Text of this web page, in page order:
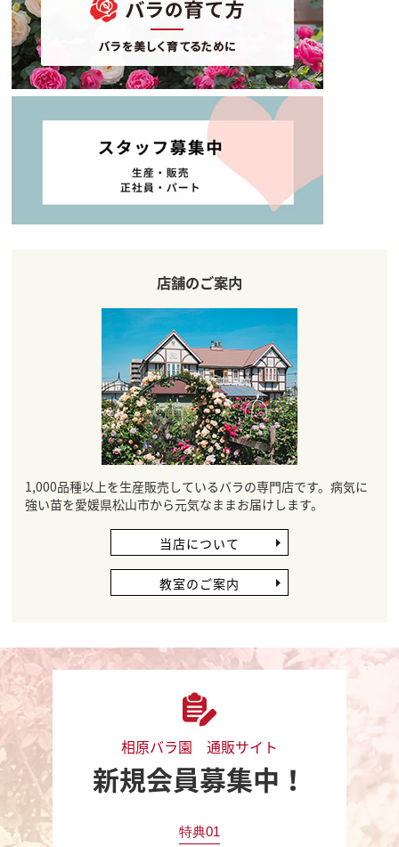
店舗のご案内
1,000品種以上を生産販売しているバラの専門店です。病気に
強い苗を愛媛県松山市から元気なままお届けします。
当店について
教室のご案内
相原バラ園 通販サイト
新規会員募集中！
特典01